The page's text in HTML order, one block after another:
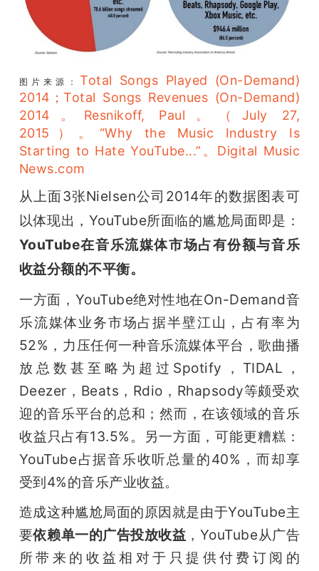
图片来源： Total Songs Played (On-Demand)
2014；Total Songs Revenues (On-Demand)
2014。Resnikoff, Paul。（July 27,
2015）。“Why the Music Industry Is
Starting to Hate YouTube...”。Digital Music
News.com
从上面3张Nielsen公司2014年的数据图表可
以体现出，YouTube所面临的尴尬局面即是：
YouTube在音乐流媒体市场占有份额与音乐
收益分额的不平衡。
一方面，YouTube绝对性地在On-Demand音
乐流媒体业务市场占据半壁江山，占有率为
52%，力压任何一种音乐流媒体平台，歌曲播
放总数甚至略为超过Spotify，TIDAL，
Deezer，Beats，Rdio，Rhapsody等颇受欢
迎的音乐平台的总和；然而，在该领域的音乐
收益只占有13.5%。另一方面，可能更糟糕：
YouTube占据音乐收听总量的40%，而却享
受到4%的音乐产业收益。
造成这种尴尬局面的原因就是由于YouTube主
要依赖单一的广告投放收益 ，YouTube从广告
所带来的收益相对于只提供付费订阅的